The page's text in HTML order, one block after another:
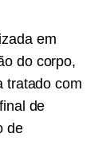
em
do corpo,
tratado com
de
de